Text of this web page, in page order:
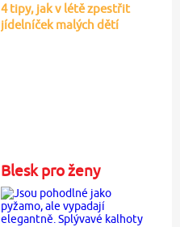
4 tipy, jak v létě zpestřit
jídelníček malých dětí
Blesk pro ženy